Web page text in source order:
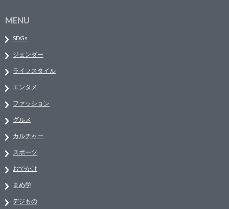
MENU
SDGs
ジェンダー
ライフスタイル
エンタメ
ファッション
グルメ
カルチャー
スポーツ
おでかけ
まめ学
デジもの